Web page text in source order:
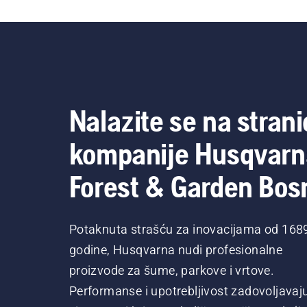
Nalazite se na
kompanije
Forest & Garden
Potaknuta strašću za inovacijama od
godine, Husqvarna nudi profesionalne
proizvode za šume, parkove i vrtove.
Performanse i upotrebljivost